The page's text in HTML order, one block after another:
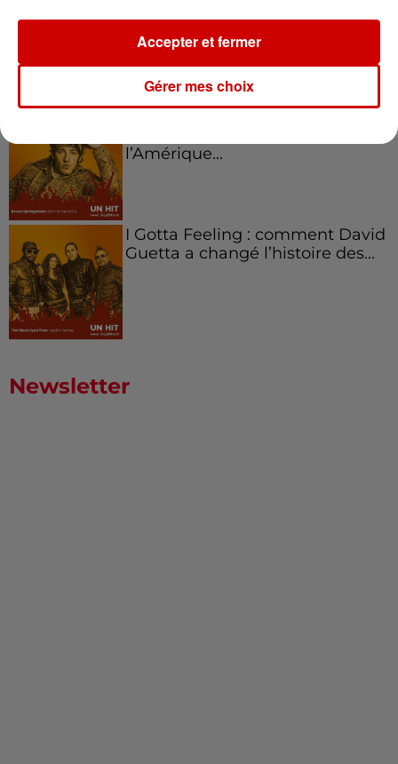
Canada et accueillir les bleus à
Boston,...
l’Amérique...
I Gotta Feeling : comment David
Guetta a changé l’histoire des...
Newsletter
Gérer mes choix
Accepter et fermer